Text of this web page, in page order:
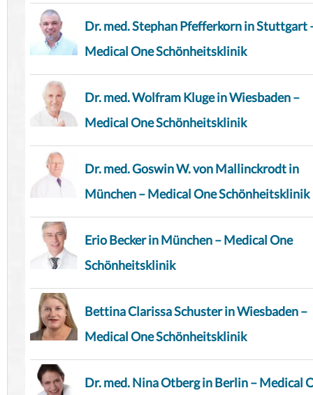
Dr. med. Stephan Pfefferkorn in Stuttgart
Medical One Schönheitsklinik
Dr. med. Wolfram Kluge in Wiesbaden –
Medical One Schönheitsklinik
Dr. med. Goswin W. von Mallinckrodt in
München – Medical One Schönheitsklinik
Erio Becker in München – Medical One
Schönheitsklinik
Bettina Clarissa Schuster in Wiesbaden –
Medical One Schönheitsklinik
Dr. med. Nina Otberg in Berlin – Medical